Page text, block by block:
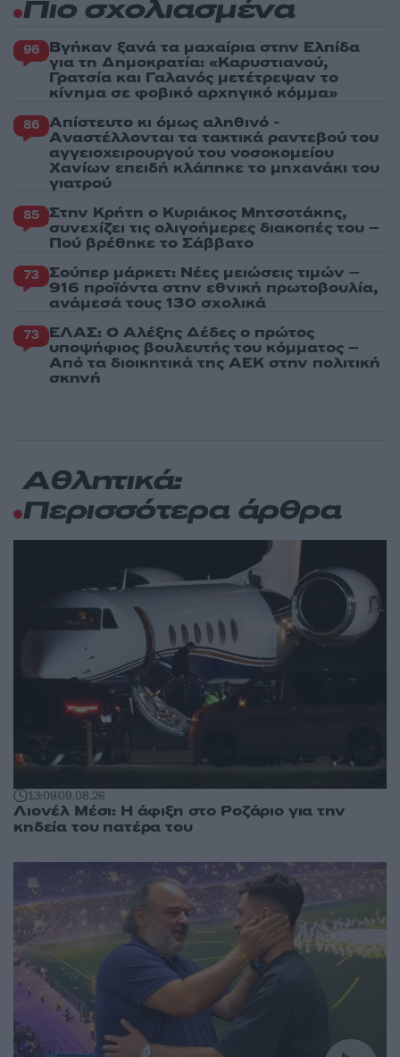
Πιο σχολιασμένα
96 Βγήκαν ξανά τα μαχαίρια στην Ελπίδα
για τη Δημοκρατία: «Καρυστιανού,
Γρατσία και Γαλανός μετέτρεψαν το
κίνημα σε φοβικό αρχηγικό κόμμα»
86 Απίστευτο κι όμως αληθινό -
Aναστέλλονται τα τακτικά ραντεβού του
αγγειοχειρουργού του νοσοκομείου
Χανίων επειδή κλάπηκε το μηχανάκι του
γιατρού
85 Στην Κρήτη ο Κυριάκος Μητσοτάκης,
συνεχίζει τις ολιγοήμερες διακοπές του –
Πού βρέθηκε το Σάββατο
73 Σούπερ μάρκετ: Νέες μειώσεις τιμών –
916 προϊόντα στην εθνική πρωτοβουλία,
ανάμεσά τους 130 σχολικά
73 ΕΛΑΣ: Ο Αλέξης Δέδες ο πρώτος
υποψήφιος βουλευτής του κόμματος –
Από τα διοικητικά της ΑΕΚ στην πολιτική
σκηνή
Αθλητικά:
Περισσότερα άρθρα
13:0909.08.26
Λιονέλ Μέσι: Η άφιξη στο Ροζάριο για την
κηδεία του πατέρα του